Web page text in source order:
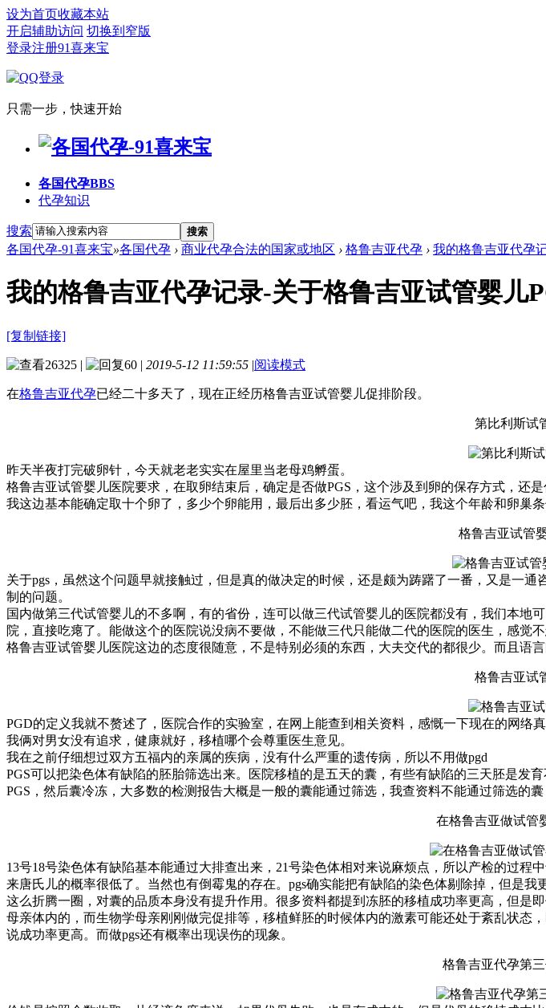
设为首页收藏本站
开启辅助访问 切换到窄版
登录注册91喜来宝
只需一步，快速开始
各国代孕BBS
代孕知识
搜索 搜索
各国代孕-91喜来宝»各国代孕 › 商业代孕合法的国家或地区 › 格鲁吉亚代孕 › 我的格鲁吉亚代孕
我的格鲁吉亚代孕记录-关于格鲁吉亚试管婴儿
[复制链接]
26325 | 60 | 2019-5-12 11:59:55 |阅读模式
在格鲁吉亚代孕已经二十多天了，现在正经历格鲁吉亚试管婴儿促排阶段。
第比利斯试
昨天半夜打完破卵针，今天就老老实实在屋里当老母鸡孵蛋。
格鲁吉亚试管婴儿医院要求，在取卵结束后，确定是否做PGS，这个涉及到卵的保存方式，还
我这边基本能确定取十个卵了，多少个卵能用，最后出多少胚，看运气吧，我这个年龄和卵巢条
格鲁吉亚试管
关于pgs，虽然这个问题早就接触过，但是真的做决定的时候，还是颇为踌躇了一番，又是一
制的问题。
国内做第三代试管婴儿的不多啊，有的省份，连可以做三代试管婴儿的医院都没有，我们本
院，直接吃瘪了。能做这个的医院说没病不要做，不能做三代只能做二代的医院的医生，感觉不
格鲁吉亚试管婴儿医院这边的态度很随意，不是特别必须的东西，大夫交代的都很少。而且语
格鲁吉亚试
PGD的定义我就不赘述了，医院合作的实验室，在网上能查到相关资料，感慨一下现在的网络真
我俩对男女没有追求，健康就好，移植哪个会尊重医生意见。
我在之前仔细想过双方五福内的亲属的疾病，没有什么严重的遗传病，所以不用做pgd
PGS可以把染色体有缺陷的胚胎筛选出来。医院移植的是五天的囊，有些有缺陷的三天胚是
PGS，然后囊冷冻，大多数的检测报告大概是一般的囊能通过筛选，我查资料不能通过筛选的
在格鲁吉亚做试管
13号18号染色体有缺陷基本能通过大排查出来，21号染色体相对来说麻烦点，所以产检的过
来唐氏儿的概率很低了。当然也有倒霉鬼的存在。pgs确实能把有缺陷的染色体剔除掉，但是
这么折腾一圈，对囊的品质本身没有提升作用。很多资料都提到冻胚的移植成功率更高，但
母亲体内的，而生物学母亲刚刚做完促排等，移植鲜胚的时候体内的激素可能还处于紊乱状
说成功率更高。而做pgs还有概率出现误伤的现象。
格鲁吉亚代孕第